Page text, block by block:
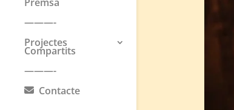
———-
Projectes
Compartits
———-
Contacte